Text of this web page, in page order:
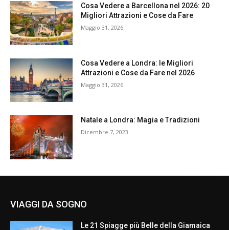
Cosa Vedere a Barcellona nel 2026: 20
Migliori Attrazioni e Cose da Fare
Maggio 31, 2026
Cosa Vedere a Londra: le Migliori
Attrazioni e Cose da Fare nel 2026
Maggio 31, 2026
Natale a Londra: Magia e Tradizioni
Dicembre 7, 2023
VIAGGI DA SOGNO
Le 21 Spiagge più Belle della Giamaica